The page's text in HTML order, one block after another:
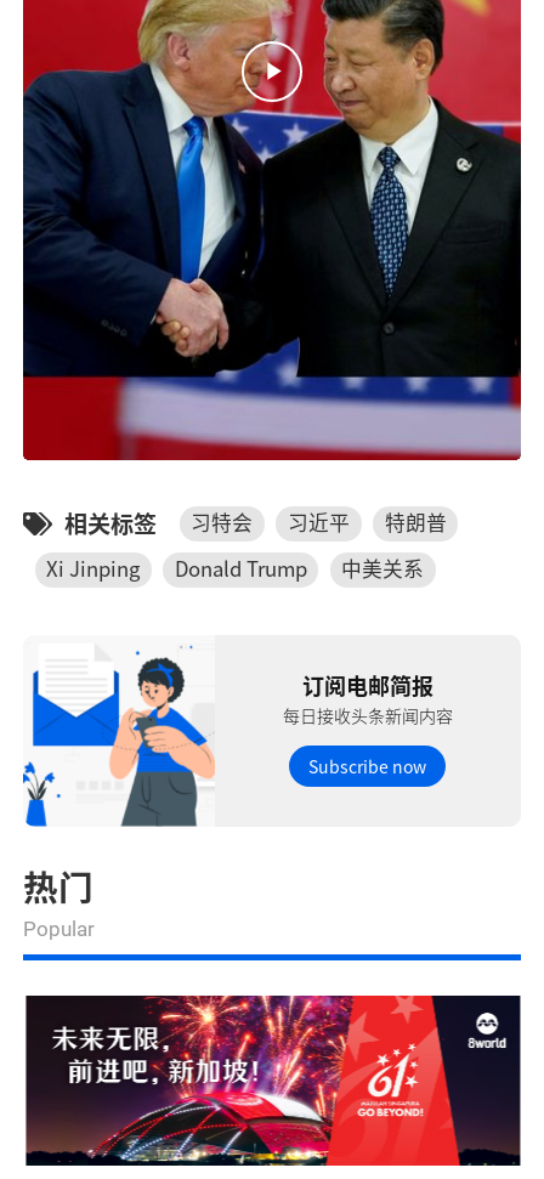
相关标签 习特会 习近平
特朗普
Xi Jinping
Donald Trump 中美关系
订阅电邮简报
每日接收头条新闻内容
Subscribe now
热门
Popular